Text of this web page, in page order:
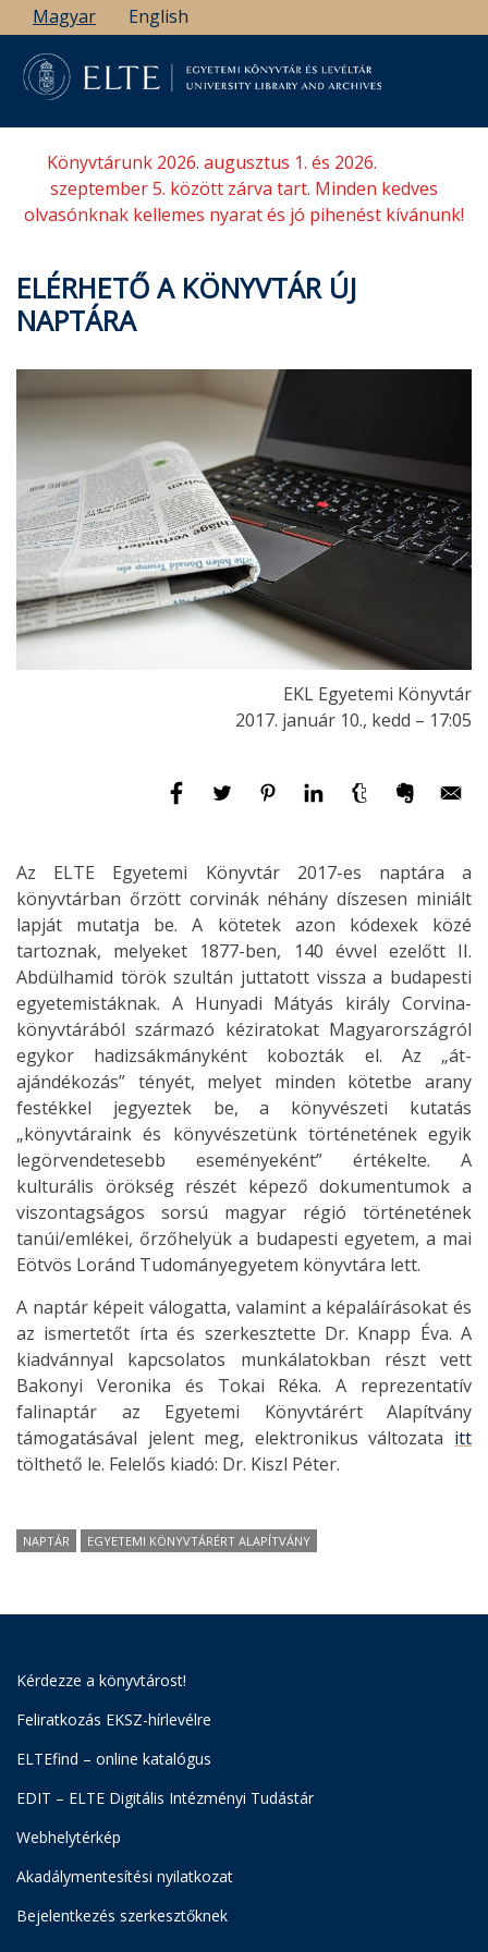
Ugrás
a
tartalomra
Magyar English
Könyvtárunk 2026. augusztus 1. és 2026.
szeptember 5. között zárva tart. Minden kedves
olvasónknak kellemes nyarat és jó pihenést kívánunk!
ELÉRHETŐ A KÖNYVTÁR ÚJ
NAPTÁRA
EKL Egyetemi Könyvtár
2017. január 10., kedd – 17:05
Az ELTE Egyetemi Könyvtár 2017-es naptára a
könyvtárban őrzött corvinák néhány díszesen miniált
lapját mutatja be. A kötetek azon kódexek közé
tartoznak, melyeket 1877-ben, 140 évvel ezelőtt II.
Abdülhamid török szultán juttatott vissza a budapesti
egyetemistáknak. A Hunyadi Mátyás király Corvina-
könyvtárából származó kéziratokat Magyarországról
egykor hadizsákmányként kobozták el. Az „át-
ajándékozás” tényét, melyet minden kötetbe arany
festékkel jegyeztek be, a könyvészeti kutatás
„könyvtáraink és könyvészetünk történetének egyik
legörvendetesebb eseményeként” értékelte. A
kulturális örökség részét képező dokumentumok a
viszontagságos sorsú magyar régió történetének
tanúi/emlékei, őrzőhelyük a budapesti egyetem, a mai
Eötvös Loránd Tudományegyetem könyvtára lett.
A naptár képeit válogatta, valamint a képaláírásokat és
az ismertetőt írta és szerkesztette Dr. Knapp Éva. A
kiadvánnyal kapcsolatos munkálatokban részt vett
Bakonyi Veronika és Tokai Réka. A reprezentatív
falinaptár az Egyetemi Könyvtárért Alapítvány
támogatásával jelent meg, elektronikus változata itt
tölthető le. Felelős kiadó: Dr. Kiszl Péter.
NAPTÁR EGYETEMI KÖNYVTÁRÉRT ALAPÍTVÁNY
Kérdezze a könyvtárost!
Feliratkozás EKSZ-hírlevélre
ELTEfind – online katalógus
EDIT – ELTE Digitális Intézményi Tudástár
Webhelytérkép
Akadálymentesítési nyilatkozat
Bejelentkezés szerkesztőknek